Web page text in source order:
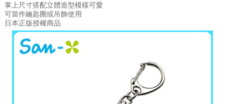
掌上尺寸搭配立體造型模樣可愛
可當作鑰匙圈或吊飾使用
日本正版授權商品